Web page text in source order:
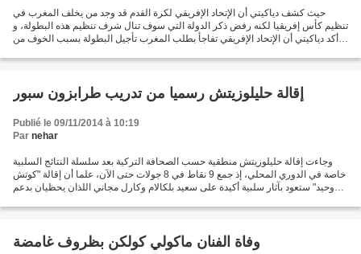
حيث كشف دياكيتي أن الإتحاد الإفريقي لكرة القدم قد وجد من يخلف المغرب في
تنظيم كأس إفريقيا لكنه رفض ذكر الدولة التي سوف تنال شرف تنظيم هذه البطولة، و
أكد دياكيتي أن الإتحاد الإفريقي تفاجأ بطلب المغرب تأجيل البطولة بسبب الخوف من
إقالة حليلوزيتش رسميا من تدريب طرابزون سبور
Publié le 09/11/2014 à 10:19
Par nehar
وجاءت إقالة حليلوزيتش منطقية حسب الصحافة التركية بعد سلسلة النتائج السلبية
خاصة في الدوري المحلي، إذ جمع 9 نقاط في 8 جولات حتى الآن، علما أن إقالة "كوتش
وحيد" ستعود بآثار سلبية أكيدة على سعيد بلكالام وكارل مجاني اللذان يحظيان بدعم
وفاة الفنان ماكولي كولكن بظروف غامضة